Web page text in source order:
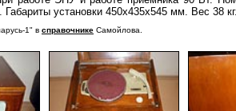
Габариты установки 450х435х545 мм. Вес 38
1" в справочнике Самойлова.